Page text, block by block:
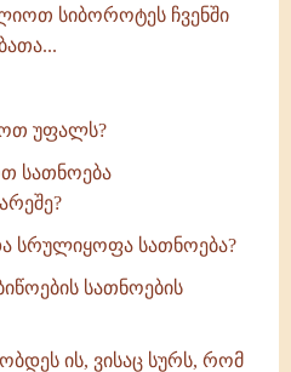
სიბოროტეს ჩვენში
უფალს?
სათნოება
სრულიყოფა სათნოება?
სათნოების
ის, ვისაც სურს, რომ